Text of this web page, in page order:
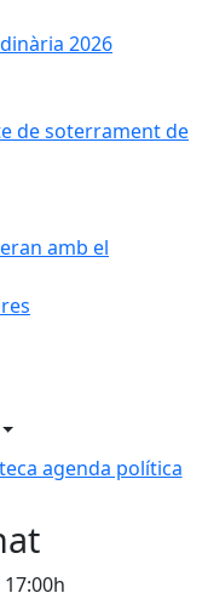
2026
de soterrament de
amb el
agenda política